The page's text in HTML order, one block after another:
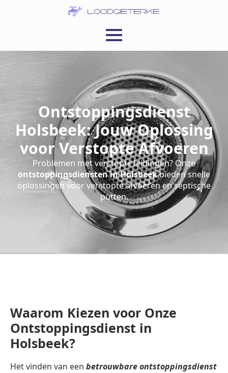
Ontstoppingsdienst
Holsbeek: Jouw Oplossing
voor Verstopte Afvoeren
Problemen met verstopte leidingen? Onze
ontstoppingsdiensten in Holsbeekbieden snelle
oplossingen voor verstopte afvoeren en septische
putten.
Waarom Kiezen voor Onze
Ontstoppingsdienst in
Holsbeek?
Het vinden van een betrouwbare ontstoppingsdienst